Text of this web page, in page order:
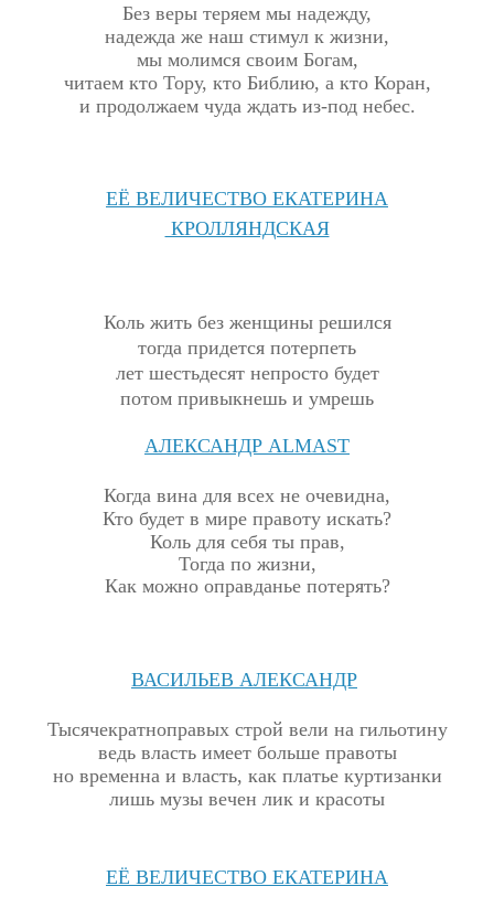
Без веры теряем мы надежду,
надежда же наш стимул к жизни,
мы молимся своим Богам,
читаем кто Тору, кто Библию, а кто Коран,
и продолжаем чуда ждать из-под небес.
ЕЁ ВЕЛИЧЕСТВО ЕКАТЕРИНА
КРОЛЛЯНДСКАЯ
Коль жить без женщины решился
тогда придется потерпеть
лет шестьдесят непросто будет
потом привыкнешь и умрешь
АЛЕКСАНДР ALMAST
Когда вина для всех не очевидна,
Кто будет в мире правоту искать?
Коль для себя ты прав,
Тогда по жизни,
Как можно оправданье потерять?
ВАСИЛЬЕВ АЛЕКСАНДР
Тысячекратноправых строй вели на гильотину
ведь власть имеет больше правоты
но временна и власть, как платье куртизанки
лишь музы вечен лик и красоты
ЕЁ ВЕЛИЧЕСТВО ЕКАТЕРИНА